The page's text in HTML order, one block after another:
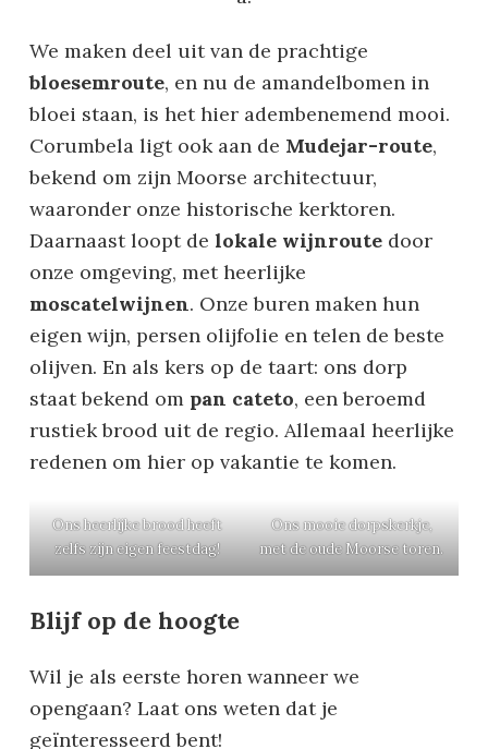
We maken deel uit van de prachtige
bloesemroute, en nu de amandelbomen in
bloei staan, is het hier adembenemend mooi.
Corumbela ligt ook aan de Mudejar-route,
bekend om zijn Moorse architectuur,
waaronder onze historische kerktoren.
Daarnaast loopt de lokale wijnroute door
onze omgeving, met heerlijke
moscatelwijnen. Onze buren maken hun
eigen wijn, persen olijfolie en telen de beste
olijven. En als kers op de taart: ons dorp
staat bekend om pan cateto, een beroemd
rustiek brood uit de regio. Allemaal heerlijke
redenen om hier op vakantie te komen.
Ons heerlijke brood heeft
zelfs zijn eigen feestdag!
Ons mooie dorpskerkje,
met de oude Moorse toren.
Blijf op de hoogte
Wil je als eerste horen wanneer we
opengaan? Laat ons weten dat je
geïnteresseerd bent!